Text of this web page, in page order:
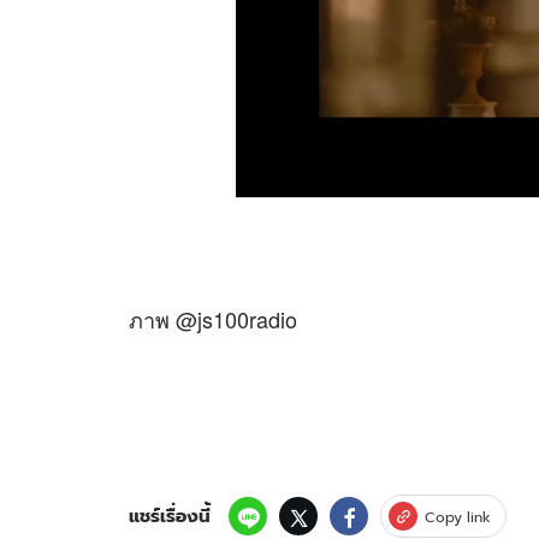
ภาพ @js100radio
แชร์เรื่องนี้ Copy link